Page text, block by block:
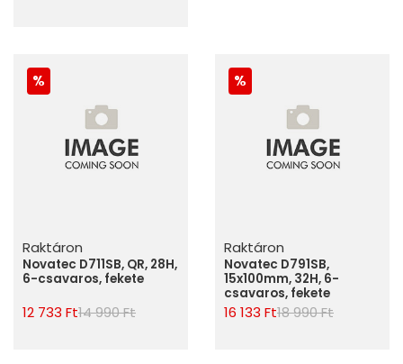
Raktáron
Novatec D711SB, QR, 28H,
6-csavaros, fekete
12 733 Ft14 990 Ft
Raktáron
Novatec D791SB,
15x100mm, 32H, 6-
csavaros, fekete
16 133 Ft18 990 Ft